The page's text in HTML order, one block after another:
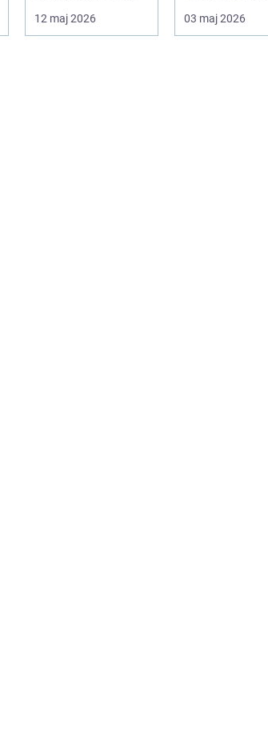
ofta fö...
12 maj 2026
kroppens egen
förmåga att lä...
03 maj 2026